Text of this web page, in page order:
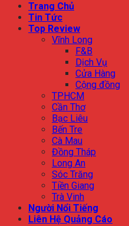
Trang Chủ
Tin Tức
Top Review
Vĩnh Long
F&B
Dịch Vụ
Cửa Hàng
Cộng đồng
TPHCM
Cần Thơ
Bạc Liêu
Bến Tre
Cà Mau
Đồng Tháp
Long An
Sóc Trăng
Tiền Giang
Trà Vinh
Người Nổi Tiếng
Liên Hệ Quảng Cáo